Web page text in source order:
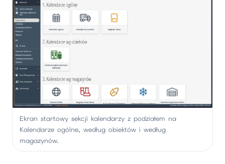
Ekran startowy sekcji kalendarzy z podziałem na
Kalendarze ogólne, według obiektów i według
magazynów.